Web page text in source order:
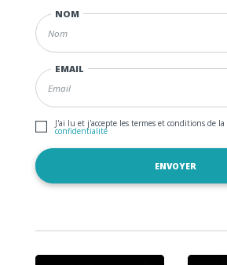
NOM
EMAIL
J'ai lu et j'accepte les termes et conditions de la
confidentialité